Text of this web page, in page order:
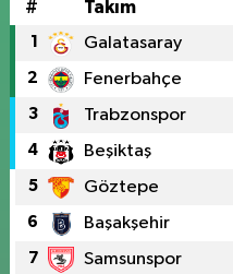
# Takım
1 Galatasaray
2 Fenerbahçe
3 Trabzonspor
4 Beşiktaş
5 Göztepe
6 Başakşehir
7 Samsunspor